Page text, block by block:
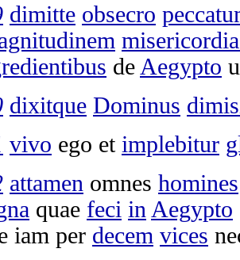
dimitte obsecro
de Aegypto
dixitque Dominus
vivo ego et implebitur
attamen omnes homines
quae feci in Aegypto
iam per decem vices